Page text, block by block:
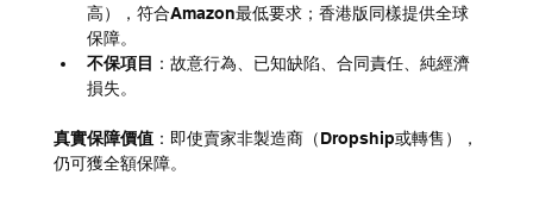
高），符合Amazon最低要求；香港版同樣提供全球
保障。
不保項目 ：故意行為、已知缺陷、合同責任、純經濟
損失。
真實保障價值：即使賣家非製造商（Dropship或轉售），
仍可獲全額保障。